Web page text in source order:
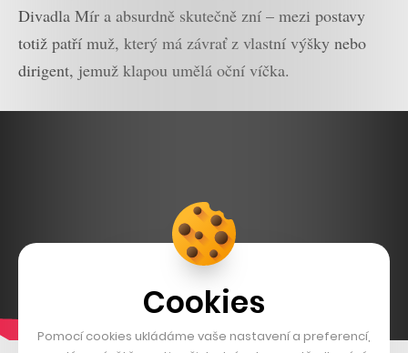
Divadla Mír a absurdně skutečně zní – mezi postavy
totiž patří muž, který má závrať z vlastní výšky nebo
dirigent, jemuž klapou umělá oční víčka.
Cookies
Pomocí cookies ukládáme vaše nastavení a preferencí,